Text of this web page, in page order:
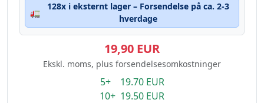
🚛
128x i eksternt lager – Forsendelse på ca. 2-3
hverdage
19,90 EUR
Ekskl. moms, plus forsendelsesomkostninger
5+ 19.70 EUR
10+ 19.50 EUR